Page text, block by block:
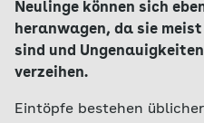
Neulinge können sich
heranwagen, da sie
sind und
verzeihen.
Eintöpfe bestehen